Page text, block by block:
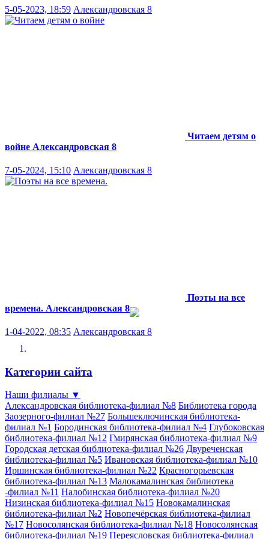
5-05-2023, 18:59 Александровская 8
Читаем детям о
войне Александровская 8
7-05-2024, 15:10 Александровская 8
Поэты на все
времена. Александровская 8
1-04-2022, 08:35 Александровская 8
Категории сайта
Наши филиалы ▼
Александровская библиотека-филиал №8 Библиотека города
Заозерного-филиал №27 Большеключинская библиотека-
филиал №1 Бородинская библиотека-филиал №4 Глубоковская
библиотека-филиал №12 Гмирянская библиотека-филиал №9
Городская детская библиотека-филиал №26 Двуреченская
библиотека-филиал №5 Ивановская библиотека-филиал №10
Иршинская библиотека-филиал №22 Красногорьевская
библиотека-филиал №13 Малокамалинская библиотека
-филиал №11 Налобинская библиотека-филиал №20
Низинская библиотека-филиал №15 Новокамалинская
библиотека-филиал №2 Новопечёрская библиотека-филиал
№17 Новосолянская библиотека-филиал №18 Новосолянская
библиотека-филиал №19 Переясловская библиотека-филиал